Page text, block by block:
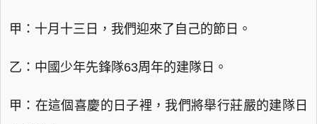
甲：十月十三日，我們迎來了自己的節日。
乙：中國少年先鋒隊63周年的建隊日。
甲：在這個喜慶的日子裡，我們將舉行莊嚴的建隊日